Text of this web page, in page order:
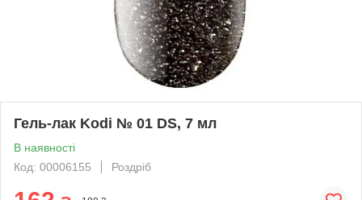
Гель-лак Kodi № 01 DS, 7 мл
В наявності
Код: 00006155
Роздріб